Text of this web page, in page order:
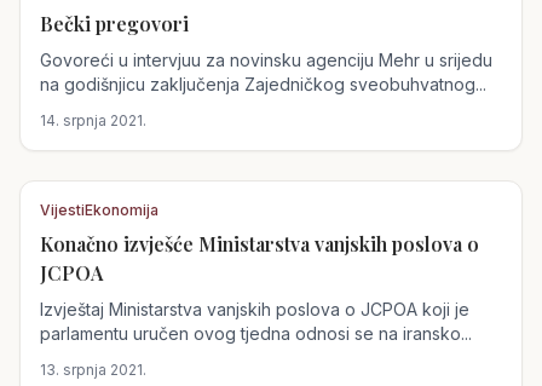
Bečki pregovori
Govoreći u intervjuu za novinsku agenciju Mehr u srijedu
na godišnjicu zaključenja Zajedničkog sveobuhvatnog...
14. srpnja 2021.
Austrija
VijestiEkonomija
Konačno izvješće Ministarstva vanjskih poslova o
JCPOA
Izvještaj Ministarstva vanjskih poslova o JCPOA koji je
parlamentu uručen ovog tjedna odnosi se na iransko...
13. srpnja 2021.